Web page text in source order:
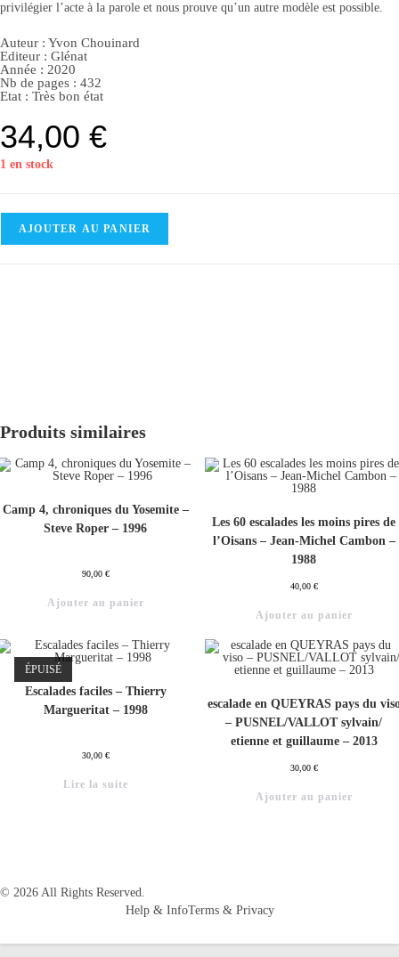
privilégier l’acte à la parole et nous prouve qu’un autre modèle est possible.
Auteur : Yvon Chouinard
Editeur : Glénat
Année : 2020
Nb de pages : 432
Etat : Très bon état
34,00 €
1 en stock
AJOUTER AU PANIER
Produits similaires
Camp 4, chroniques du Yosemite –
Steve Roper – 1996
90,00 €
Ajouter au panier
Les 60 escalades les moins pires de
l’Oisans – Jean-Michel Cambon –
1988
40,00 €
Ajouter au panier
ÉPUISÉ
Escalades faciles – Thierry
Margueritat – 1998
30,00 €
Lire la suite
escalade en QUEYRAS pays du
– PUSNEL/VALLOT sylvain/
etienne et guillaume – 2013
30,00 €
Ajouter au panier
© 2026 All Rights Reserved.
Help & InfoTerms & Privacy